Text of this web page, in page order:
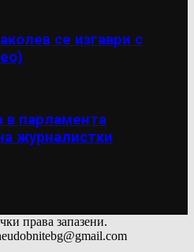
се изгаври с
в парламента
журналистки
права запазени.